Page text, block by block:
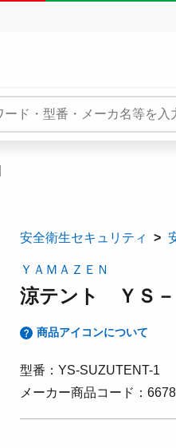
安全衛生セキュリティ
ＹＡＭＡＺＥＮ
涼テント ＹＳ－
商品アイコンについて
型番：YS-SUZUTENT-1
メーカー商品コード：